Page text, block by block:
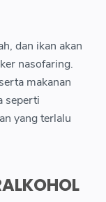
dan ikan akan
nasofaring.
makanan
seperti
yang terlalu